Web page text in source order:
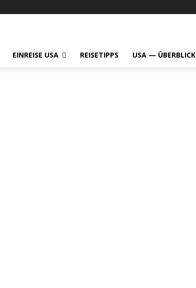
EINREISE USA REISETIPPS USA — ÜBERBLICK